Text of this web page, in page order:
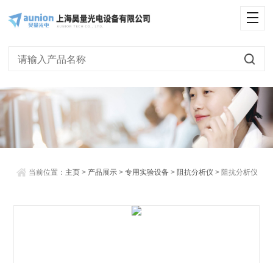
当前位置： 主页 > 产品展示 >专用实验设备 > 阻抗分析仪 > 阻抗分析仪